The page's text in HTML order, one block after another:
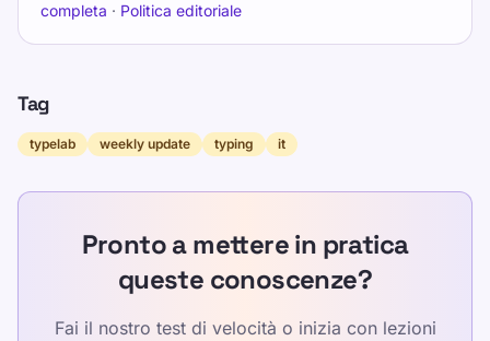
completa · Politica editoriale
Tag
typelab weekly update typing it
Pronto a mettere in pratica
queste conoscenze?
Fai il nostro test di velocità o inizia con lezioni